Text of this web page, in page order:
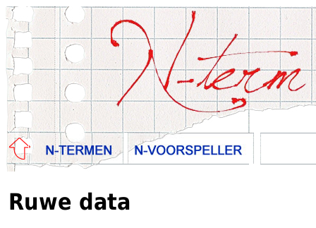
Ruwe data